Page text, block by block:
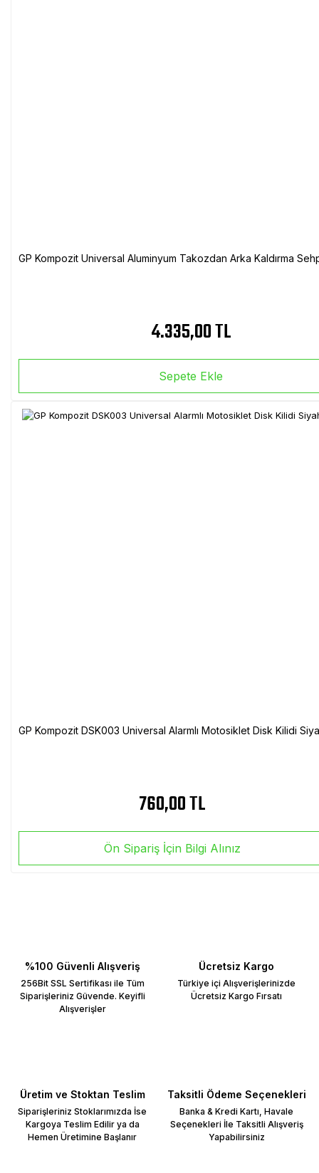
GP Kompozit Universal Aluminyum Takozdan Arka Kaldırma
4.335,00 TL
Sepete Ekle
GP Kompozit DSK003 Universal Alarmlı Motosiklet Disk Kilidi
760,00 TL
Ön Sipariş İçin Bilgi Alınız
%100 Güvenli Alışveriş
256Bit SSL Sertifikası ile Tüm
Siparişleriniz Güvende. Keyifli
Alışverişler
Ücretsiz Kargo
Türkiye içi Alışverişlerinizde
Ücretsiz Kargo Fırsatı
Üretim ve Stoktan Teslim
Siparişleriniz Stoklarımızda İse
Kargoya Teslim Edilir ya da
Hemen Üretimine Başlanır
Taksitli Ödeme Seçenekleri
Banka & Kredi Kartı, Havale
Seçenekleri İle Taksitli Alışveriş
Yapabilirsiniz